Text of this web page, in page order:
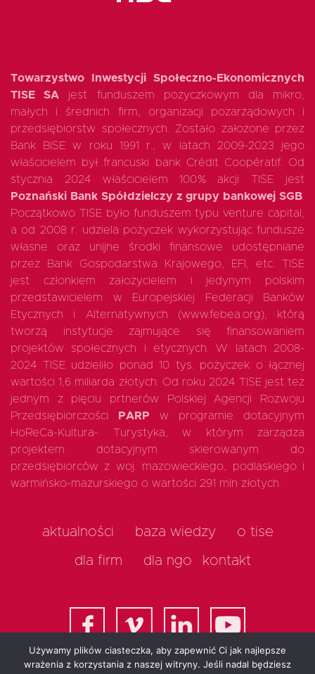
Towarzystwo Inwestycji Społeczno-Ekonomicznych
TISE SA jest funduszem pożyczkowym dla mikro,
małych i średnich firm, organizacji pozarządowych i
przedsiębiorstw społecznych. Zostało założone przez
Bank BISE w roku 1991 r., w latach 2009-2023 jego
właścicielem był francuski bank Crédit Coopératif. Od
stycznia 2024 właścicielem 100% akcji TISE jest
Poznański Bank Spółdzielczy z grupy bankowej SGB
Początkowo TISE było funduszem typu venture capital,
a od 2008 r. udziela pożyczek wykorzystując fundusze
własne oraz unijne środki finansowe udostępniane
przez Bank Gospodarstwa Krajowego, EFI, etc. TISE
jest członkiem założycielem i jedynym polskim
przedstawicielem w Europejskiej Federacji Banków
Etycznych i Alternatywnych (www.febea.org), którą
tworzą instytucje zajmujące się finansowaniem
projektów społecznych i etycznych. W latach 2008-
2024 TISE udzieliło ponad 10 tys. pożyczek o łącznej
wartości 1,6 miliarda złotych. Od roku 2024 TISE jest też
jednym z pięciu prtnerów Polskiej Agencji Rozwoju
Przedsiębiorczości
PARP w programie dotacyjnym
HoReCa-Kultura- Turystyka, w którym zarządza
projektem dotacyjnym skierowanym do
przedsiębiorców z woj. mazowieckiego, podlaskiego i
warmińsko-mazurskiego o wartości 291 mln złotych.
aktualności baza wiedzy o tise
dla firm dla ngo kontakt
Używamy plików ciasteczka, aby zapewnić Ci jak najlepsze
wrażenia z korzystania z naszej witryny. Jeśli nadal będziesz